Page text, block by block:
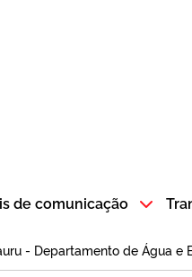
SP GOV BR direciona para a
de comunicação
- Departamento de Água e